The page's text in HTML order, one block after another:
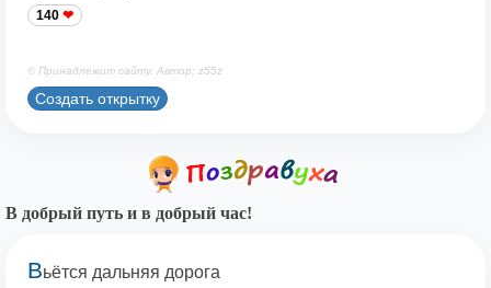
140
© Принадлежит сайту. Автор: z55z
Создать открытку
В добрый путь и в добрый час!
Вьётся дальняя дорога